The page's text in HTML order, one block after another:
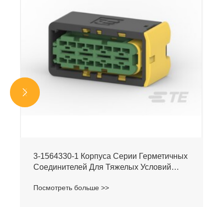
3-1564330-1 Корпуса Серии Герметичных
Соединителей Для Тяжелых Условий
Посмотреть больше >>

